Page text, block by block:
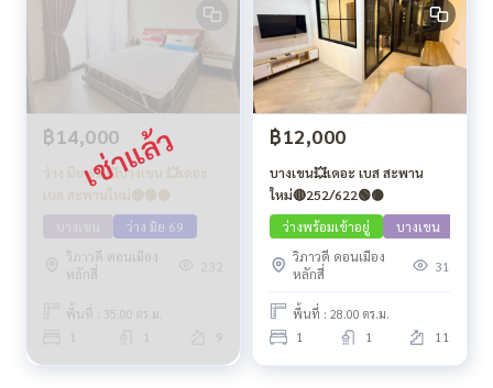
฿14,000
ว่าง มิย 69 💥บางเขน 💥เดอะ
เบส สะพานใหม่🔴🟢🟡
ว่าง มิย 69
วิภาวดี ดอนเมือง
หลักสี่
พื้นที่ : 35.00 ตร.ม.
1 1 9
฿12,000
บางเขน💥เดอะ เบส สะพาน
ใหม่🔴252/622🟢🟡
ว่างพร้อมเข้าอยู่
บางเขน
วิภาวดี ดอนเมือง
หลักสี่
31
พื้นที่ : 28.00 ตร.ม.
1 1 11